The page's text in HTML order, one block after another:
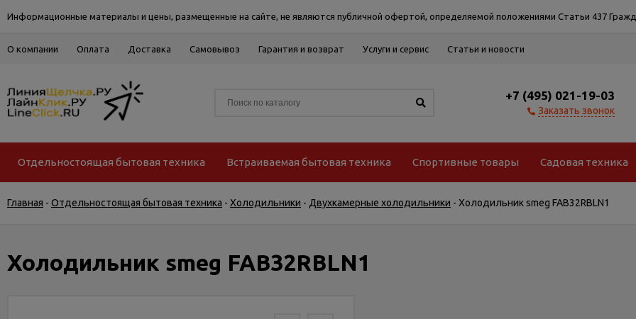
Информационные материалы и цены, размещенные на сайте, не являются публичной офертой, определяемой положениями Статьи 437
О компании Оплата Доставка Самовывоз Гарантия и возврат Услуги и сервис Статьи и новости
+7 (495) 021-19-03
Заказать звонок
Отдельностоящая бытовая техника Встраиваемая бытовая техника Спортивные товары Садовая техника
Главная - Отдельностоящая бытовая техника - Холодильники - Двухкамерные холодильники - Холодильник smeg FAB32RBLN1
Холодильник smeg FAB32RBLN1